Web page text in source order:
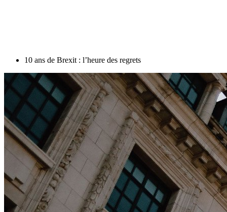
10 ans de Brexit : l’heure des regrets